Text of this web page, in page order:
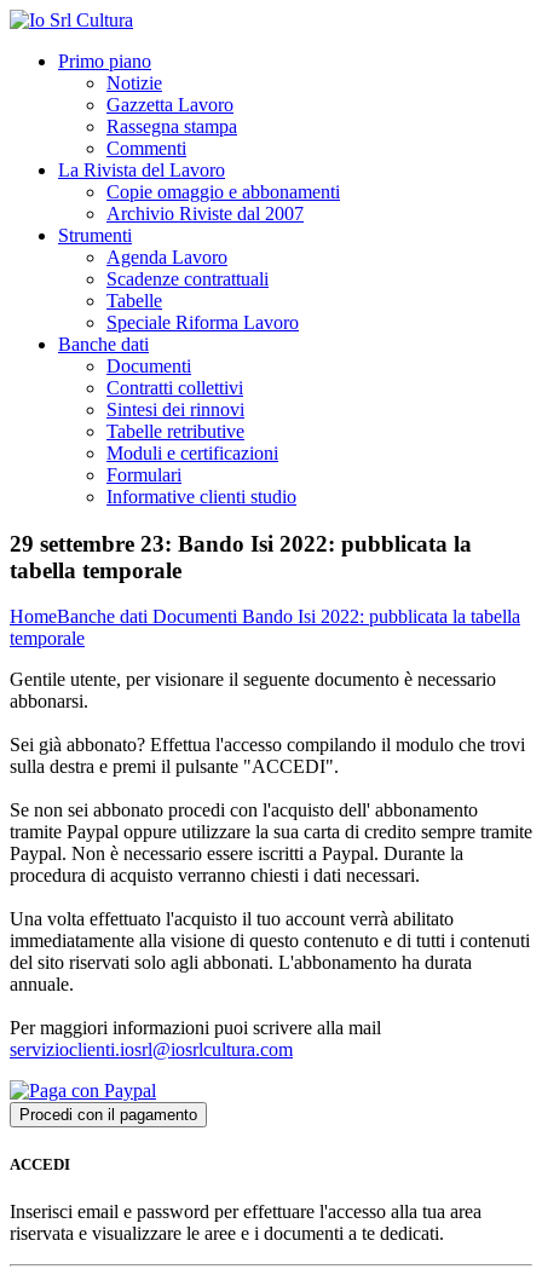
Primo piano
Notizie
Gazzetta Lavoro
Rassegna stampa
Commenti
La Rivista del Lavoro
Copie omaggio e abbonamenti
Archivio Riviste dal 2007
Strumenti
Agenda Lavoro
Scadenze contrattuali
Tabelle
Speciale Riforma Lavoro
Banche dati
Documenti
Contratti collettivi
Sintesi dei rinnovi
Tabelle retributive
Moduli e certificazioni
Formulari
Informative clienti studio
29 settembre 23: Bando Isi 2022: pubblicata la
tabella temporale
HomeBanche dati Documenti Bando Isi 2022: pubblicata la tabella
temporale
Gentile utente, per visionare il seguente documento è necessario
abbonarsi.
Sei già abbonato? Effettua l'accesso compilando il modulo che trovi
sulla destra e premi il pulsante "ACCEDI".
Se non sei abbonato procedi con l'acquisto dell' abbonamento
tramite Paypal oppure utilizzare la sua carta di credito sempre tramite
Paypal. Non è necessario essere iscritti a Paypal. Durante la
procedura di acquisto verranno chiesti i dati necessari.
Una volta effettuato l'acquisto il tuo account verrà abilitato
immediatamente alla visione di questo contenuto e di tutti i contenuti
del sito riservati solo agli abbonati. L'abbonamento ha durata
annuale.
Per maggiori informazioni puoi scrivere alla mail
servizioclienti.iosrl@iosrlcultura.com
ACCEDI
Inserisci email e password per effettuare l'accesso alla tua area
riservata e visualizzare le aree e i documenti a te dedicati.